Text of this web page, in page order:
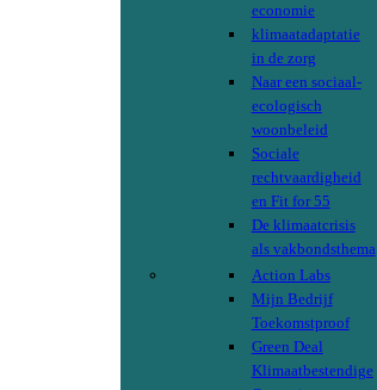
economie
klimaatadaptatie
in de zorg
Naar een sociaal-
ecologisch
woonbeleid
Sociale
rechtvaardigheid
en Fit for 55
De klimaatcrisis
als vakbondsthema
Action Labs
Mijn Bedrijf
Toekomstproof
Green Deal
Klimaatbestendige